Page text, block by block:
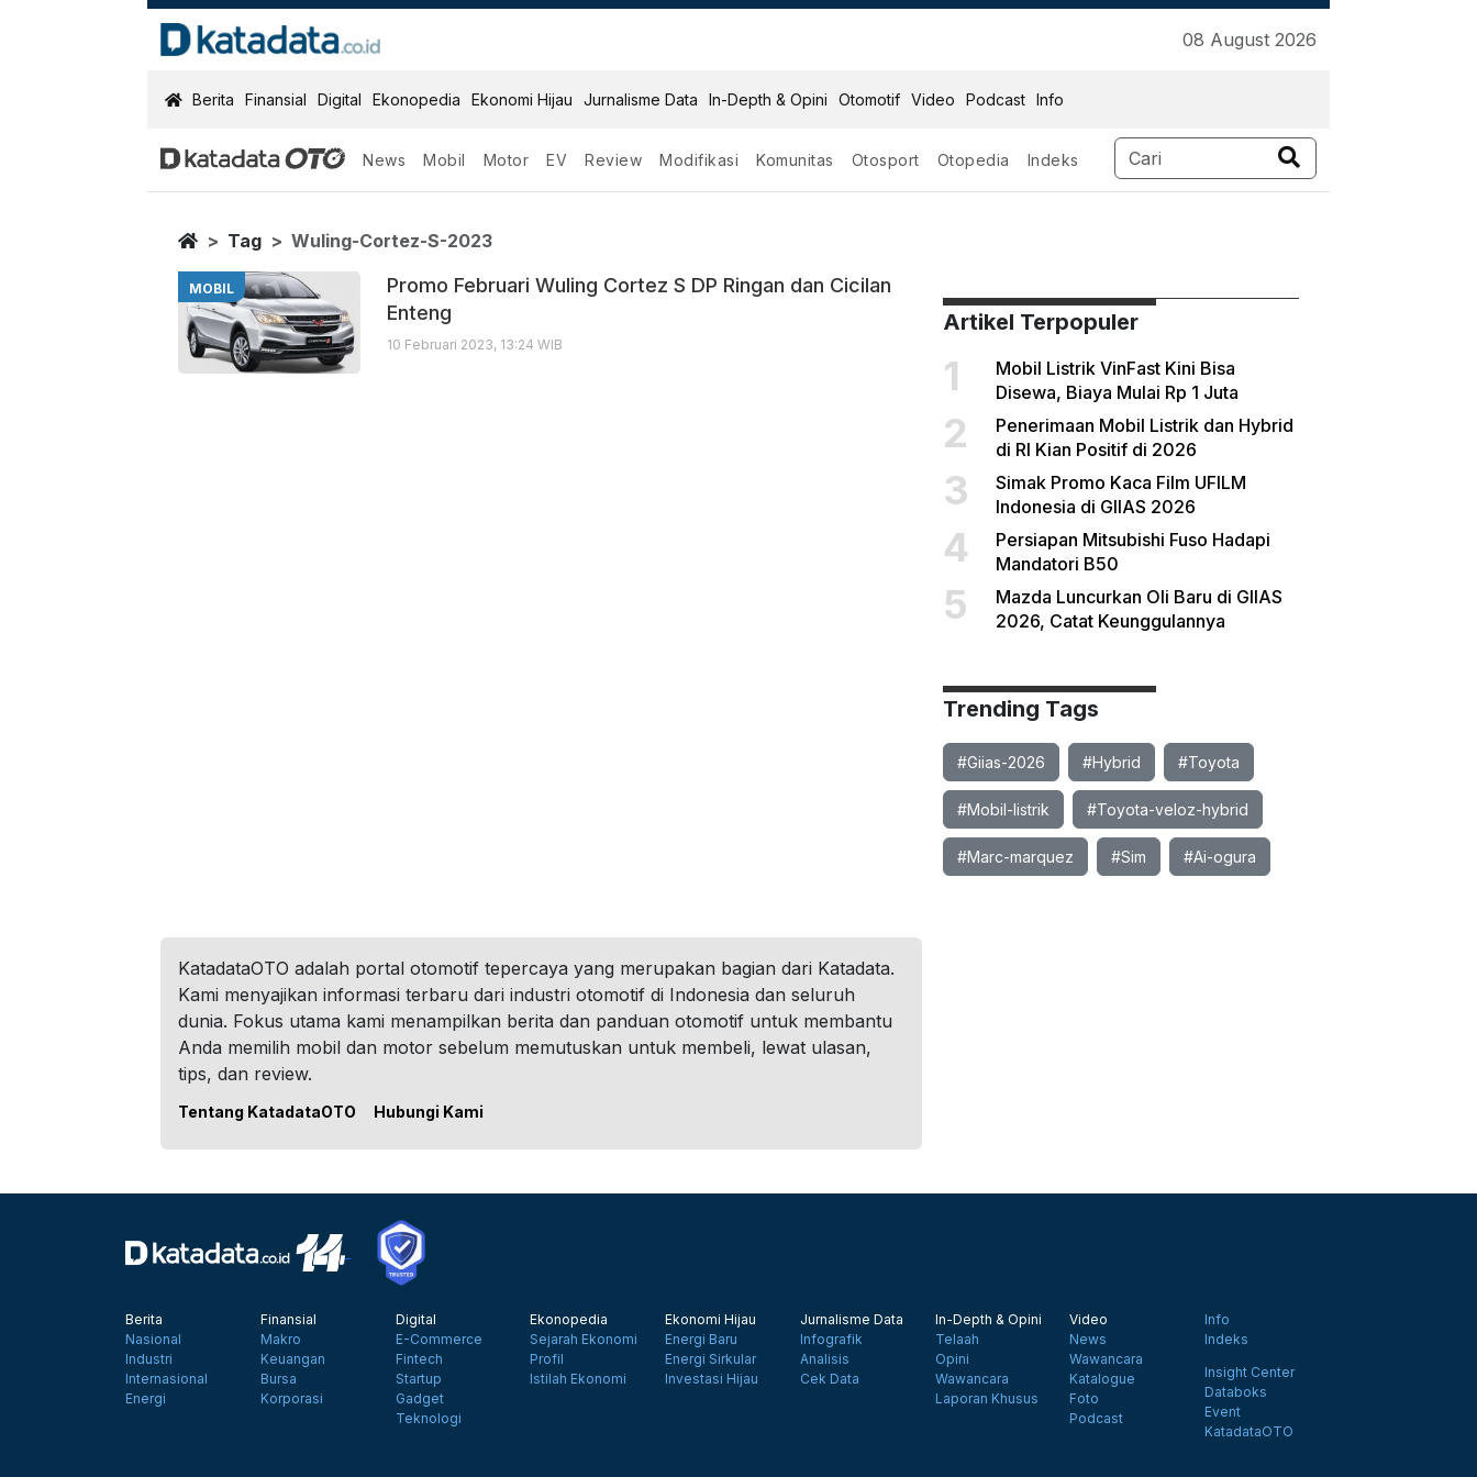
08 August 2026
KatadataOTO
Berita Finansial Digital Ekonopedia Ekonomi Hijau Jurnalisme Data In-Depth & Opini Otomotif Video Podcast Info
News Mobil Motor EV Review Modifikasi Komunitas Otosport Otopedia Indeks
Wuling Cortez S 2023
Berita Terbaru
Home
Tag Wuling-Cortez-S-2023
MOBIL
Promo Februari Wuling Cortez S DP Ringan dan Cicilan
Enteng
10 Februari 2023, 13:24 WIB
Artikel Terpopuler
1
Mobil Listrik VinFast Kini Bisa
Disewa, Biaya Mulai Rp 1 Juta
2
Penerimaan Mobil Listrik dan Hybrid
di RI Kian Positif di 2026
3
Simak Promo Kaca Film UFILM
Indonesia di GIIAS 2026
4
Persiapan Mitsubishi Fuso Hadapi
Mandatori B50
5
Mazda Luncurkan Oli Baru di GIIAS
2026, Catat Keunggulannya
Trending Tags
#Giias-2026 #Hybrid #Toyota
#Mobil-listrik #Toyota-veloz-hybrid
#Marc-marquez #Sim #Ai-ogura
KatadataOTO adalah portal otomotif tepercaya yang merupakan bagian dari Katadata.
Kami menyajikan informasi terbaru dari industri otomotif di Indonesia dan seluruh
dunia. Fokus utama kami menampilkan berita dan panduan otomotif untuk membantu
Anda memilih mobil dan motor sebelum memutuskan untuk membeli, lewat ulasan,
tips, dan review.
Tentang KatadataOTO Hubungi Kami
Berita
Nasional
Industri
Internasional
Energi
Finansial
Makro
Keuangan
Bursa
Korporasi
Digital
E-Commerce
Fintech
Startup
Gadget
Teknologi
Ekonopedia
Sejarah Ekonomi
Profil
Istilah Ekonomi
Ekonomi Hijau
Energi Baru
Energi Sirkular
Investasi Hijau
Jurnalisme Data
Infografik
Analisis
Cek Data
In-Depth & Opini
Telaah
Opini
Wawancara
Laporan Khusus
Video
News
Wawancara
Katalogue
Foto
Podcast
Info
Indeks
Insight Center
Databoks
Event
KatadataOTO